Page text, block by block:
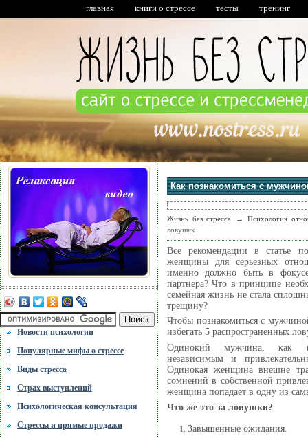
главная книги о стрессе тесты тренинг
Новости психологии
Популярные мифы о стрессе
Виды стресса
Cтрах выступлений
Психологическая консультация
Стрессы и прямые продажи
Как познакомиться с
Жизнь без стресса →
Психология
ловушек.
Все рекомендации в статье
женщины для серьезных
именно должно быть в
партнера? Что в принципе
семейная жизнь не стала
трещину?
Чтобы познакомиться с
избегать 5 распространенных
Одинокий мужчина, как
независимым и
Одинокая женщина внешне
сомнений в собственной
женщина попадает в одну из
Что же это за ловушки?
Завышенные ожидания.